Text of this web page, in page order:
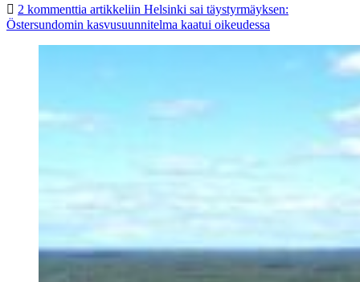
2 kommenttia artikkeliin Helsinki sai täystyrmäyksen:
Östersundomin kasvusuunnitelma kaatui oikeudessa